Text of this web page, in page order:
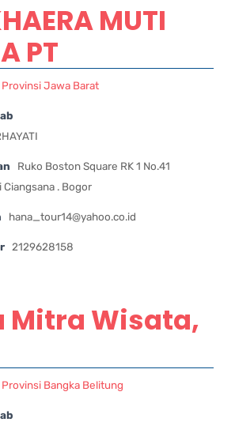
MUTI
PT
Provinsi Jawa Barat
Ruko Boston Square RK 1 No.41
. Bogor
hana_tour14@yahoo.co.id
2129628158
Mitra Wisata,
Provinsi Bangka Belitung